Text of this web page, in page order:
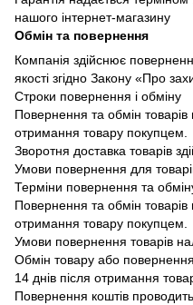
нашого інтернет-магазину
Обмін та повернення
Компанія здійснює
якості згідно Закону «Про
Строки повернення і обміну
Повернення та обмін
отримання товару покупцем.
Зворотня доставка товарів
Умови повернення для
Терміни повернення та
Повернення та обмін
отримання товару покупцем.
Умови повернення товарів
Обмін товару або
14 днів після отримання
Повернення коштів